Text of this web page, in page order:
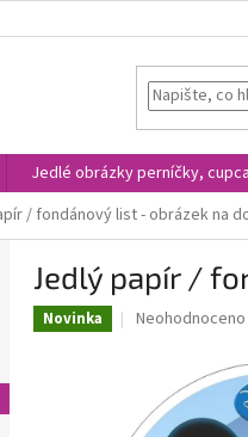
Jedlé obrázky perníčky,
/ fondánový list - obrázek na
Jedlý papír /
Novinka
Průměrné
0,0
z
Neohodnoceno